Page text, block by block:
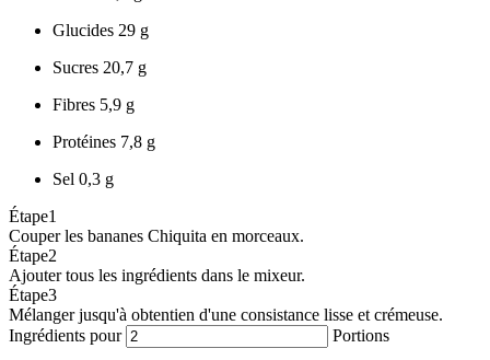
Glucides 29 g
Sucres 20,7 g
Fibres 5,9 g
Protéines 7,8 g
Sel 0,3 g
Étape1
Couper les bananes Chiquita en morceaux.
Étape2
Ajouter tous les ingrédients dans le mixeur.
Étape3
Mélanger jusqu'à obtentien d'une consistance lisse et crémeuse.
Ingrédients pour
Portions